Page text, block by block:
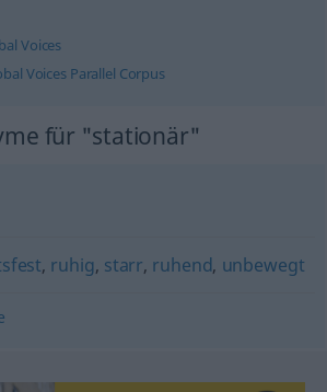
Voices
Voices Parallel Corpus
für "stationär"
, ruhig, starr, ruhend, unbewegt